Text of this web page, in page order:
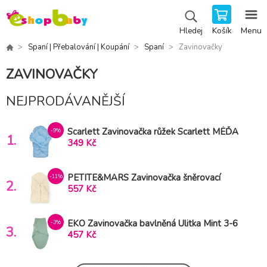
Hledej Košík Menu
Spaní | Přebalování | Koupání Spaní Zavinovačky
ZAVINOVAČKY
NEJPRODÁVANĚJŠÍ
1.
-9%
Scarlett Zavinovačka růžek Scarlett MÉĎA
- modrá
349 Kč
2.
-11%
PETITE&MARS Zavinovačka šněrovací
Nurse s pevnou kokosovou vložkou Light
557 Kč
3.
-3%
EKO Zavinovačka bavlněná Ulitka Mint 3-6
kg
457 Kč